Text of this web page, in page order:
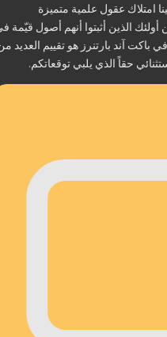
عقول علمية متميزة
الذين أثبتوا أنهم أصول قيّمة في
آند بارتنرز هو تقييم العديد من
حقاً الذي يلبي توقعاتكم.